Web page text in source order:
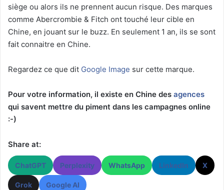
siège ou alors ils ne prennent aucun risque. Des marques
comme Abercrombie & Fitch ont touché leur cible en
Chine, en jouant sur le buzz. En seulement 1 an, ils se sont
fait connaitre en Chine.
Regardez ce que dit Google Image sur cette marque.
Pour votre information, il existe en Chine des agences
qui savent mettre du piment dans les campagnes online
:-)
Share at:
ChatGPT Perplexity WhatsApp LinkedIn X
Grok Google AI